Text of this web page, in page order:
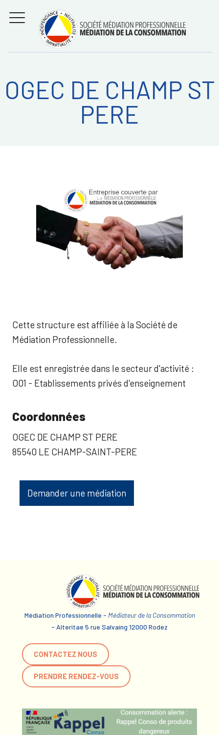
Régler les litiges
entre
consommateurs et
professionnels avec
la médiation de la
consommation
MENU
Recherche
OGEC DE CHAMP ST
PERE
Cette structure est affiliée à la Société de
Médiation Professionnelle.
Elle est enregistrée dans le secteur d'activité :
O01 - Etablissements privés d'enseignement
Coordonnées
OGEC DE CHAMP ST PERE
85540 LE CHAMP-SAINT-PERE
Demander une médiation
Médiation Professionnelle - Médiateur de la Consommation
- Alteritae 5 rue Salvaing 12000 Rodez
CONTACTEZ NOUS
PRENDRE RENDEZ-VOUS